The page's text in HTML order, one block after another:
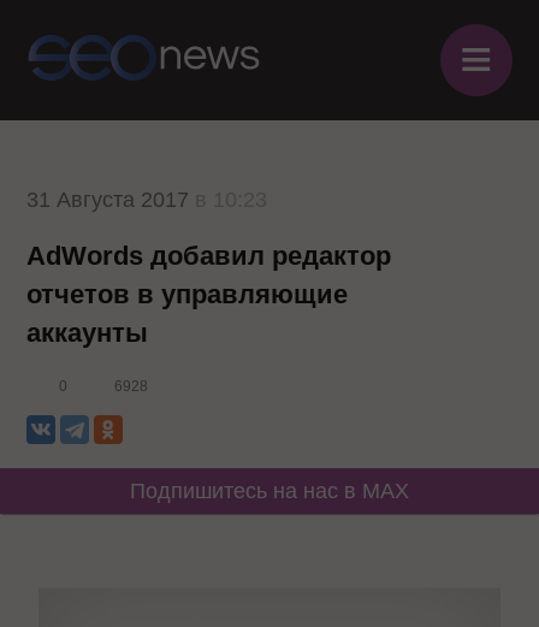
≡
31 Августа 2017
AdWords добавил редактор
отчетов в управляющие
аккаунты
0 6928
Подпишитесь на нас в MAX